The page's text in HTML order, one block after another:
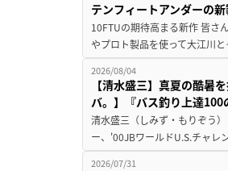
テンフィートアンダーの
10FTUの期待高まる新作 皆さ
やプロト製品を使って大江川
2026/08/04
【清水盛三】真夏の酷暑
バ。】『バス釣り上達100
清水盛三（しみず・もりぞう
ー、'00JBワールドU.S.チャ
2026/07/31